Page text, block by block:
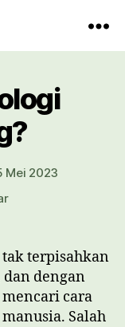
Mei 2023
pada
Teknologi
Biohacking?
terpisahkan
dengan
cara
Salah